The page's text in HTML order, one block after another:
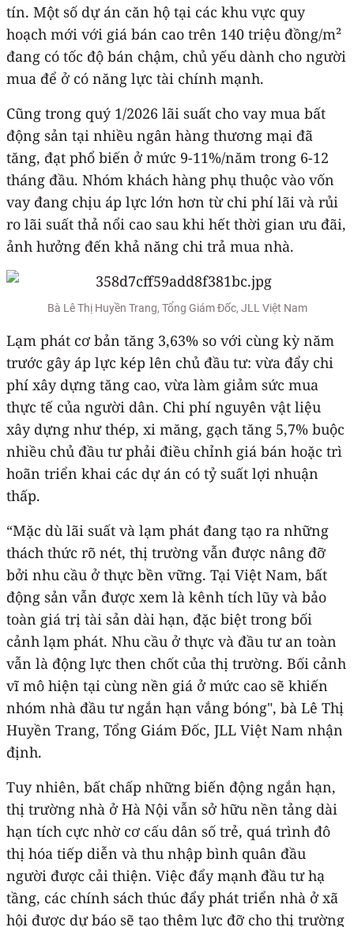
tín. Một số dự án căn hộ tại các khu vực quy
hoạch mới với giá bán cao trên 140 triệu đồng/m²
đang có tốc độ bán chậm, chủ yếu dành cho người
mua để ở có năng lực tài chính mạnh.
Cũng trong quý 1/2026 lãi suất cho vay mua bất
động sản tại nhiều ngân hàng thương mại đã
tăng, đạt phổ biến ở mức 9-11%/năm trong 6-12
tháng đầu. Nhóm khách hàng phụ thuộc vào vốn
vay đang chịu áp lực lớn hơn từ chi phí lãi và rủi
ro lãi suất thả nổi cao sau khi hết thời gian ưu đãi,
ảnh hưởng đến khả năng chi trả mua nhà.
Bà Lê Thị Huyền Trang, Tổng Giám Đốc, JLL Việt Nam
Lạm phát cơ bản tăng 3,63% so với cùng kỳ năm
trước gây áp lực kép lên chủ đầu tư: vừa đẩy chi
phí xây dựng tăng cao, vừa làm giảm sức mua
thực tế của người dân. Chi phí nguyên vật liệu
xây dựng như thép, xi măng, gạch tăng 5,7% buộc
nhiều chủ đầu tư phải điều chỉnh giá bán hoặc trì
hoãn triển khai các dự án có tỷ suất lợi nhuận
thấp.
“Mặc dù lãi suất và lạm phát đang tạo ra những
thách thức rõ nét, thị trường vẫn được nâng đỡ
bởi nhu cầu ở thực bền vững. Tại Việt Nam, bất
động sản vẫn được xem là kênh tích lũy và bảo
toàn giá trị tài sản dài hạn, đặc biệt trong bối
cảnh lạm phát. Nhu cầu ở thực và đầu tư an toàn
vẫn là động lực then chốt của thị trường. Bối cảnh
vĩ mô hiện tại cùng nền giá ở mức cao sẽ khiến
nhóm nhà đầu tư ngắn hạn vắng bóng", bà Lê Thị
Huyền Trang, Tổng Giám Đốc, JLL Việt Nam nhận
định.
Tuy nhiên, bất chấp những biến động ngắn hạn,
thị trường nhà ở Hà Nội vẫn sở hữu nền tảng dài
hạn tích cực nhờ cơ cấu dân số trẻ, quá trình đô
thị hóa tiếp diễn và thu nhập bình quân đầu
người được cải thiện. Việc đẩy mạnh đầu tư hạ
tầng, các chính sách thúc đẩy phát triển nhà ở xã
hội được dự báo sẽ tạo thêm lực đỡ cho thị trường